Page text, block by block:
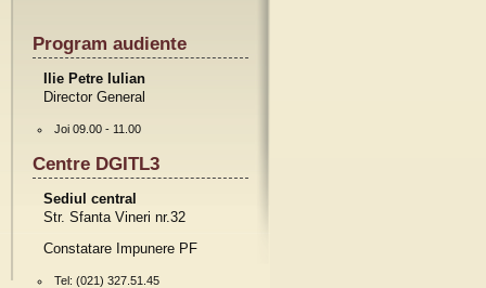
Program audiente
Ilie Petre Iulian
Director General
Joi 09.00 - 11.00
Centre DGITL3
Sediul central
Str. Sfanta Vineri nr.32
Constatare Impunere PF
Tel: (021) 327.51.45